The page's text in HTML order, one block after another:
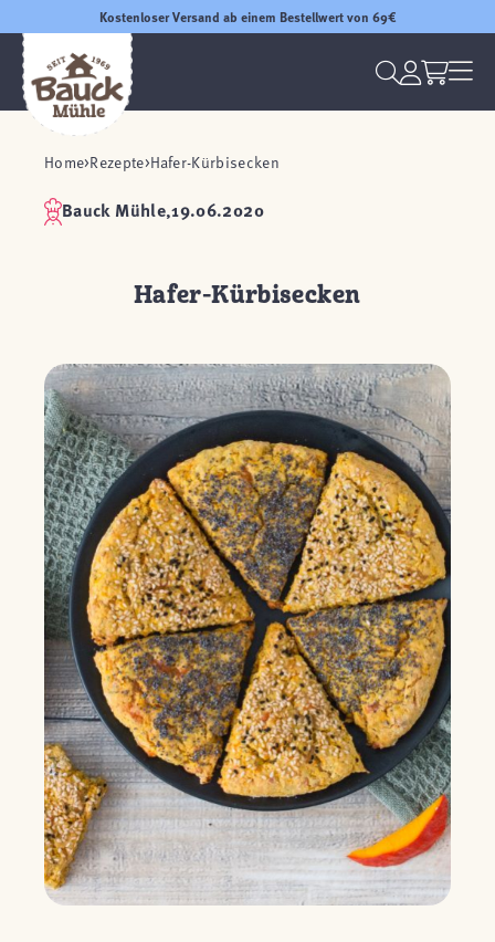
Kostenloser Versand ab einem Bestellwert von 69€
Home Rezepte Hafer-Kürbisecken
Bauck Mühle,19.06.2020
Hafer-Kürbisecken